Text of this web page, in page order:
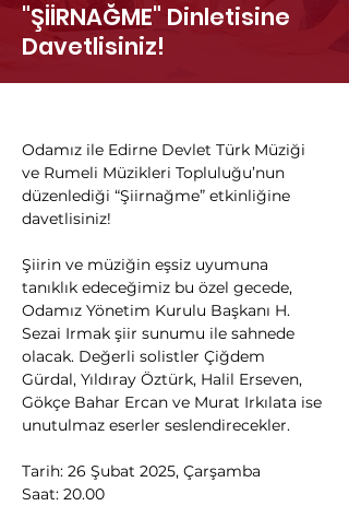
"ŞİİRNAĞME" Dinletisine
Davetlisiniz!
Odamız ile Edirne Devlet Türk Müziği
ve Rumeli Müzikleri Topluluğu’nun
düzenlediği “Şiirnağme” etkinliğine
davetlisiniz!
Şiirin ve müziğin eşsiz uyumuna
tanıklık edeceğimiz bu özel gecede,
Odamız Yönetim Kurulu Başkanı H.
Sezai Irmak şiir sunumu ile sahnede
olacak. Değerli solistler Çiğdem
Gürdal, Yıldıray Öztürk, Halil Erseven,
Gökçe Bahar Ercan ve Murat Irkılata ise
unutulmaz eserler seslendirecekler.
Tarih: 26 Şubat 2025, Çarşamba
Saat: 20.00